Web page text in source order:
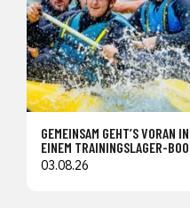
GEMEINSAM GEHT’S VORAN
EINEM TRAININGSLAGER-
03.08.26